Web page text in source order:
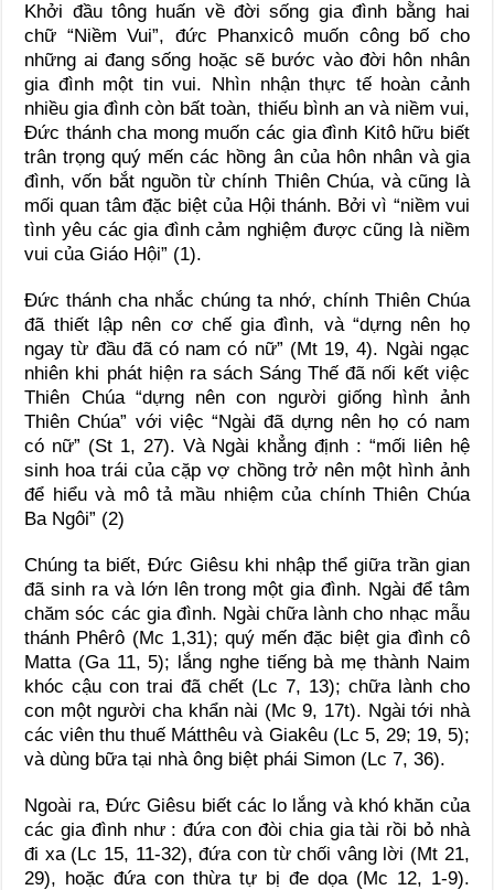
Khởi đầu tông huấn về đời sống gia đình bằng hai
chữ “Niềm Vui”, đức Phanxicô muốn công bố cho
những ai đang sống hoặc sẽ bước vào đời hôn nhân
gia đình một tin vui. Nhìn nhận thực tế hoàn cảnh
nhiều gia đình còn bất toàn, thiếu bình an và niềm vui,
Đức thánh cha mong muốn các gia đình Kitô hữu biết
trân trọng quý mến các hồng ân của hôn nhân và gia
đình, vốn bắt nguồn từ chính Thiên Chúa, và cũng là
mối quan tâm đặc biệt của Hội thánh. Bởi vì “niềm vui
tình yêu các gia đình cảm nghiệm được cũng là niềm
vui của Giáo Hội” (1).
Đức thánh cha nhắc chúng ta nhớ, chính Thiên Chúa
đã thiết lập nên cơ chế gia đình, và “dựng nên họ
ngay từ đầu đã có nam có nữ” (Mt 19, 4). Ngài ngạc
nhiên khi phát hiện ra sách Sáng Thế đã nối kết việc
Thiên Chúa “dựng nên con người giống hình ảnh
Thiên Chúa” với việc “Ngài đã dựng nên họ có nam
có nữ” (St 1, 27). Và Ngài khẳng định : “mối liên hệ
sinh hoa trái của cặp vợ chồng trở nên một hình ảnh
để hiểu và mô tả mầu nhiệm của chính Thiên Chúa
Ba Ngôi” (2)
Chúng ta biết, Đức Giêsu khi nhập thể giữa trần gian
đã sinh ra và lớn lên trong một gia đình. Ngài để tâm
chăm sóc các gia đình. Ngài chữa lành cho nhạc mẫu
thánh Phêrô (Mc 1,31); quý mến đặc biệt gia đình cô
Matta (Ga 11, 5); lắng nghe tiếng bà mẹ thành Naim
khóc cậu con trai đã chết (Lc 7, 13); chữa lành cho
con một người cha khẩn nài (Mc 9, 17t). Ngài tới nhà
các viên thu thuế Mátthêu và Giakêu (Lc 5, 29; 19, 5);
và dùng bữa tại nhà ông biệt phái Simon (Lc 7, 36).
Ngoài ra, Đức Giêsu biết các lo lắng và khó khăn của
các gia đình như : đứa con đòi chia gia tài rồi bỏ nhà
đi xa (Lc 15, 11-32), đứa con từ chối vâng lời (Mt 21,
29), hoặc đứa con thừa tự bị đe dọa (Mc 12, 1-9).